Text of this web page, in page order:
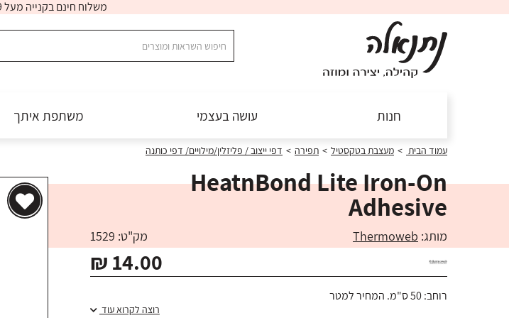
חנות עושה בעצמי משתפת איתך
עמוד הבית > מעצבת בטקסטיל > תפירה > דפי ייצוב / פליזלין/מילויים/ דפי כותנה
HeatnBond Lite Iron-On
Adhesive
מותג: Thermoweb מק"ט: 1529
₪ 14.00
רוחב: 50 ס"מ. המחיר למטר
רוצה לקרוא עוד